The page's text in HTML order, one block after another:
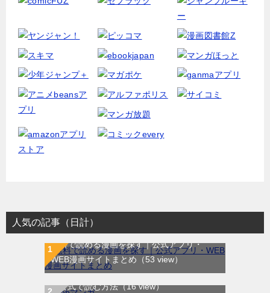
人気の記事（日計）
無料で読める漫画を探す｜公式アプリ・
WEB漫画サイトまとめ （53 view）
WEB漫画サイト一覧｜ブラウザで無料漫画
を公式で読む方法（16 view）